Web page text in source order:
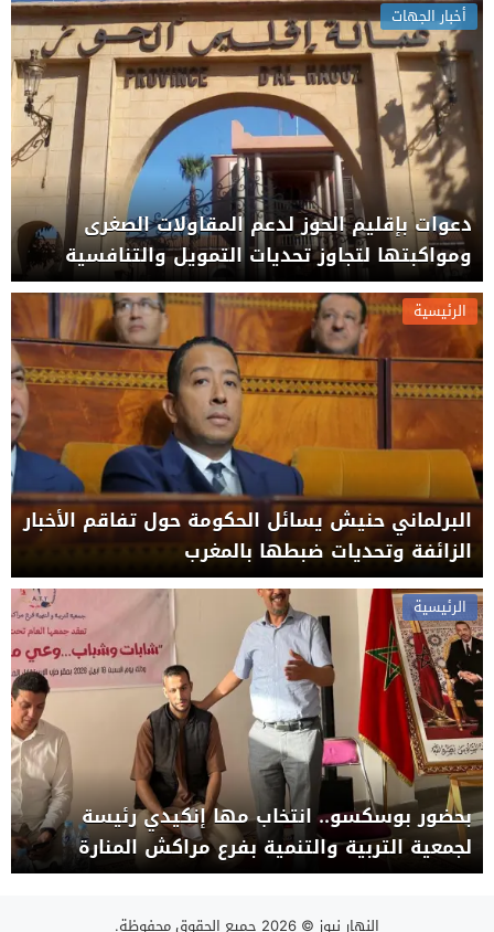
أخبار الجهات
دعوات بإقليم الحوز لدعم المقاولات الصغرى
ومواكبتها لتجاوز تحديات التمويل والتنافسية
الرئيسية
البرلماني حنيش يسائل الحكومة حول تفاقم الأخبار
الزائفة وتحديات ضبطها بالمغرب
الرئيسية
بحضور بوسكسو.. انتخاب مها إنكيدي رئيسة
لجمعية التربية والتنمية بفرع مراكش المنارة
النهار نيوز © 2026 جميع الحقوق محفوظة.